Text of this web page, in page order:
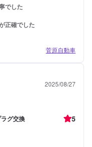
でした
正確でした
菅原自動車
2025/08/27
グ交換 5